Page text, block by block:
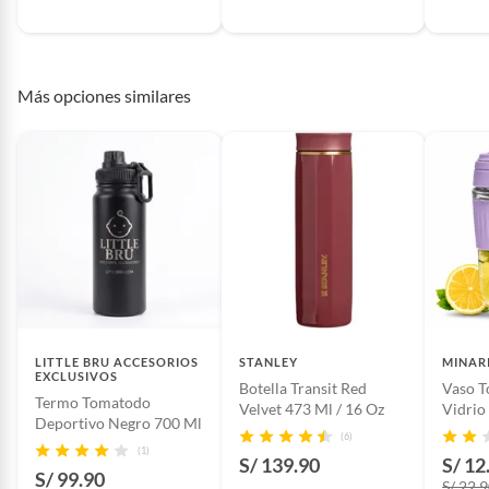
Más opciones similares
LITTLE BRU ACCESORIOS
EXCLUSIVOS
Termo Tomatodo
Deportivo Negro 700 Ml
(1)
S/ 99.90
STANLEY
Botella Transit Red
Velvet 473 Ml / 16 Oz
(6)
S/ 139.90
Vaso
Vidrio
S/